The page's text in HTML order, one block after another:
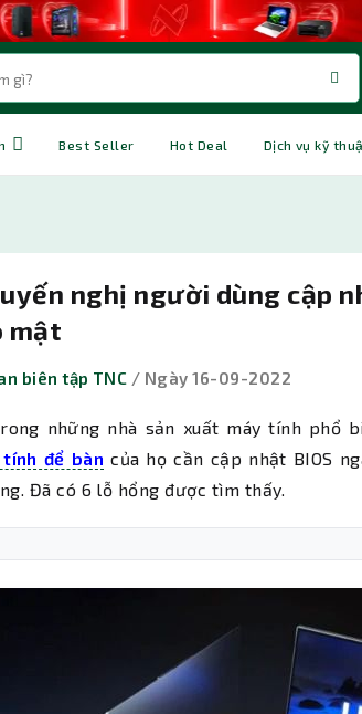
Best Seller Hot Deal Dịch vụ kỹ
nghị người dùng cập
mật
biên tập TNC / Ngày 16-09-2022
những nhà sản xuất máy tính phổ
tính để bàn của họ cần cập nhật BIOS
Đã có 6 lỗ hổng được tìm thấy.